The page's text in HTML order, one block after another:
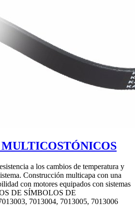
a los cambios de temperatura y
Construcción multicapa con una
con motores equipados con sistemas
DE SÍMBOLOS DE
7013004, 7013005, 7013006